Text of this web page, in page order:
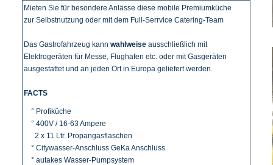
Mieten Sie für besondere Anlässe diese mobile Premiumküche
zur Selbstnutzung oder mit dem Full-Serrvice Catering-Team
Das Gastrofahrzeug kann wahlweise ausschließlich mit
Elektrogeräten für Messe, Flughafen etc. oder mit Gasgeräten
ausgestattet und an jeden Ort in Europa geliefert werden.
FACTS
° Profiküche
° 400V / 16-63 Ampere
2 x 11 Ltr. Propangasflaschen
° Citywasser-Anschluss GeKa Anschluss
° autakes Wasser-Pumpsystem